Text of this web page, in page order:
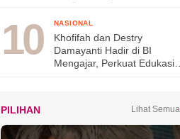
2026
NASIONAL
Khofifah dan Destry
Damayanti Hadir di BI
Mengajar, Perkuat Edukasi
PILIHAN Lihat Semua